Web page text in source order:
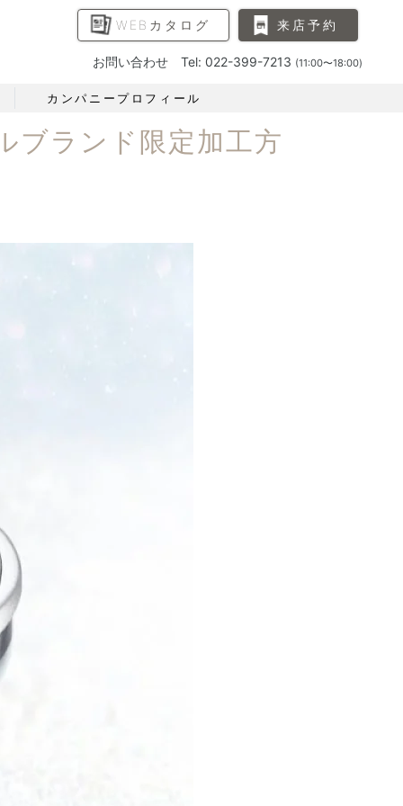
WEBカタログ 来店予約
お問い合わせ Tel: 022-399-7213 (11:00〜18:00)
カンパニープロフィール
ブランド限定加工方